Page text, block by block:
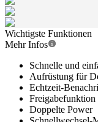
Wichtigste Funktionen
Mehr Infos
Schnelle und
Aufrüstung für
Echtzeit-
Doppelte Power